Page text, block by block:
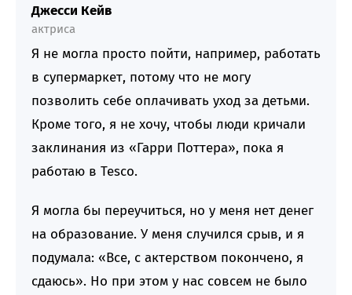
Джесси Кейв
актриса
Я не могла просто пойти, например, работать
в супермаркет, потому что не могу
позволить себе оплачивать уход за детьми.
Кроме того, я не хочу, чтобы люди кричали
заклинания из «Гарри Поттера», пока я
работаю в Tesco.
Я могла бы переучиться, но у меня нет денег
на образование. У меня случился срыв, и я
подумала: «Все, с актерством покончено, я
сдаюсь». Но при этом у нас совсем не было